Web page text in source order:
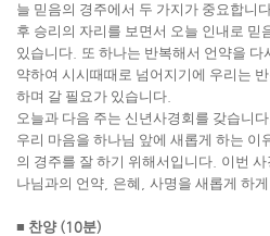
늘 믿음의 경주에서 두 가지가 중요합니
후 승리의 자리를 보면서 오늘 인내로 믿
있습니다 또 하나는 반복해서 언약을 다
약하여 시시때때로 넘어지기에 우리는
하며 갈 필요가 있습니다
오늘과 다음 주는 신년사경회를 갖습니다
우리 마음을 하나님 앞에 새롭게 하는 이
의 경주를 잘 하기 위해서입니다 이번
나님과의 언약 은혜 사명을 새롭게 하
■ 찬양 (10분)